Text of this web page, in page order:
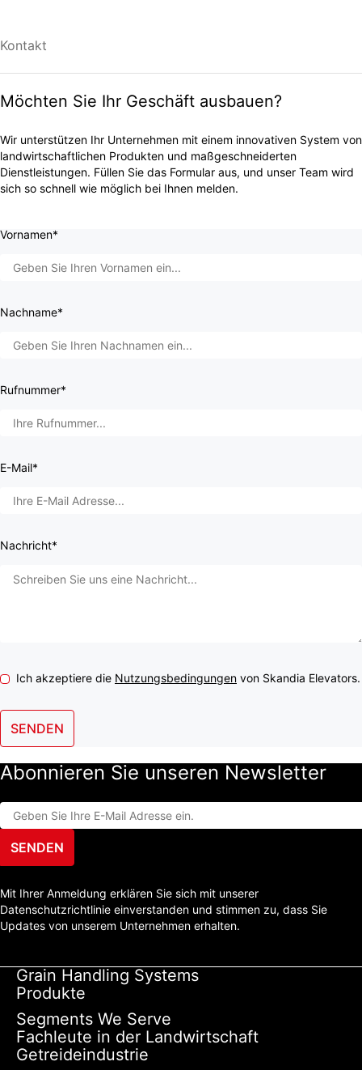
Kontakt
Möchten Sie Ihr Geschäft ausbauen?
Wir unterstützen Ihr Unternehmen mit einem innovativen System von
landwirtschaftlichen Produkten und maßgeschneiderten
Dienstleistungen. Füllen Sie das Formular aus, und unser Team wird
sich so schnell wie möglich bei Ihnen melden.
Vornamen*
Nachname*
Rufnummer*
E-Mail*
Nachricht*
Ich akzeptiere die Nutzungsbedingungen von Skandia Elevators.
SENDEN
Abonnieren Sie unseren Newsletter
SENDEN
Mit Ihrer Anmeldung erklären Sie sich mit unserer
Datenschutzrichtlinie einverstanden und stimmen zu, dass Sie
Updates von unserem Unternehmen erhalten.
Grain Handling Systems
Produkte
Segments We Serve
Fachleute in der Landwirtschaft
Getreideindustrie